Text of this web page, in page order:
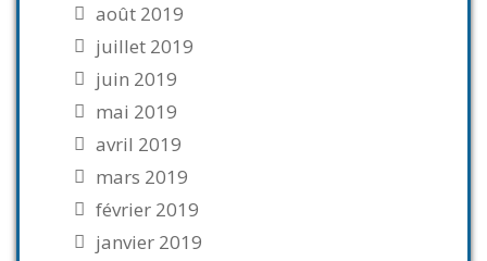
août 2019
juillet 2019
juin 2019
mai 2019
avril 2019
mars 2019
février 2019
janvier 2019